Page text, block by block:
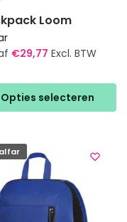
Loom
€29,77 Excl. BTW
Opties selecteren